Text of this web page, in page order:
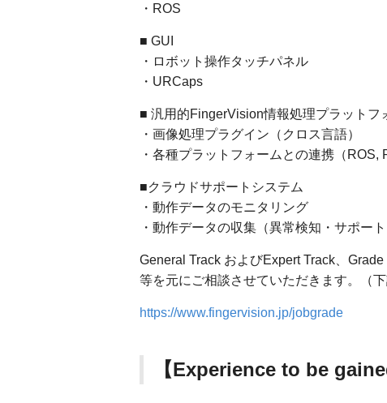
・ROS
■ GUI
・ロボット操作タッチパネル
・URCaps
■ 汎用的FingerVision情報処理プラットフ
・画像処理プラグイン（クロス言語）
・各種プラットフォームとの連携（ROS,
■クラウドサポートシステム
・動作データのモニタリング
・動作データの収集（異常検知・サポート
General Track およびExpert Track、
等を元にご相談させていただきます。（下
https://www.fingervision.jp/jobgrade
【Experience to be